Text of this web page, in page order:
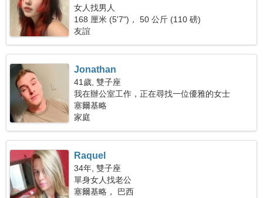
女人找男人
168 厘米 (5'7")， 50 公斤 (110 磅)
友誼
Jonathan
41歲, 雙子座
我在辦公室工作，正在尋找一位優雅的女士
塞爾基略
家庭
Raquel
34年, 雙子座
單身女人找老公
塞爾基略， 巴西